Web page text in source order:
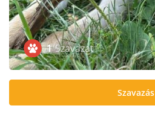
1 Szavazat
Szavazás